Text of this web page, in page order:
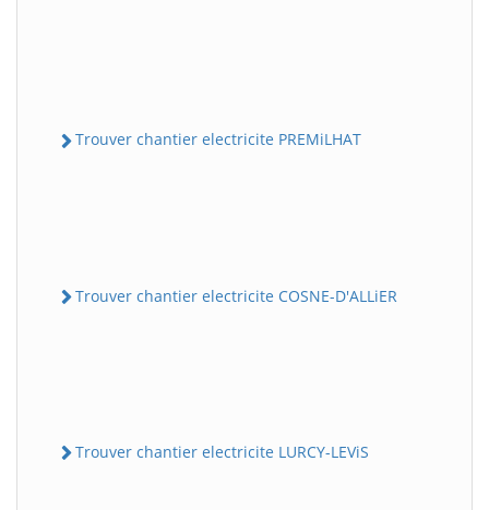
Trouver chantier electricite PREMiLHAT
Trouver chantier electricite COSNE-D'ALLiER
Trouver chantier electricite LURCY-LEViS